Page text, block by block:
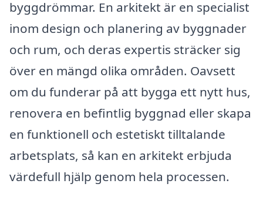
byggdrömmar. En arkitekt är en specialist
inom design och planering av byggnader
och rum, och deras expertis sträcker sig
över en mängd olika områden. Oavsett
om du funderar på att bygga ett nytt hus,
renovera en befintlig byggnad eller skapa
en funktionell och estetiskt tilltalande
arbetsplats, så kan en arkitekt erbjuda
värdefull hjälp genom hela processen.